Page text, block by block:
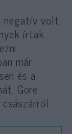
negatív volt,
írtak
már
és a
Gore